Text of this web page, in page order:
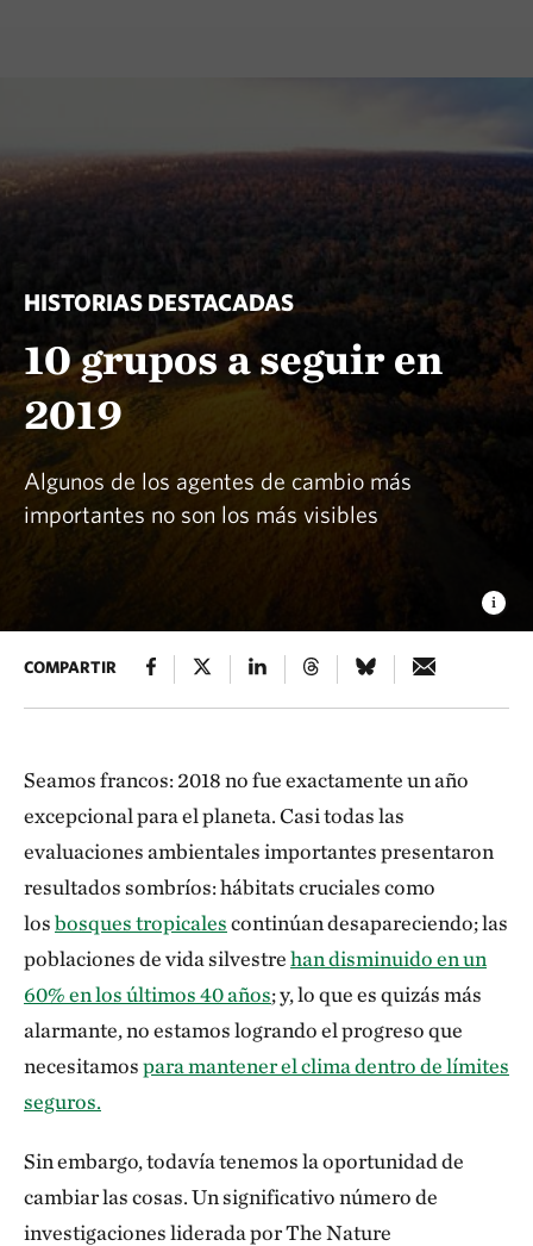
HISTORIAS DESTACADAS
10 grupos a seguir en
2019
Algunos de los agentes de cambio más
importantes no son los más visibles
COMPARTIR
Seamos francos: 2018 no fue exactamente un año
excepcional para el planeta. Casi todas las
evaluaciones ambientales importantes presentaron
resultados sombríos: hábitats cruciales como
losbosques tropicalescontinúan desapareciendo; las
poblaciones de vida silvestrehan disminuido en un
60% en los últimos 40 años; y, lo que es quizás más
alarmante, no estamos logrando el progreso que
necesitamospara mantener el clima dentro de límites
seguros.
Sin embargo, todavía tenemos la oportunidad de
cambiar las cosas. Un significativo número de
investigaciones liderada por The Nature